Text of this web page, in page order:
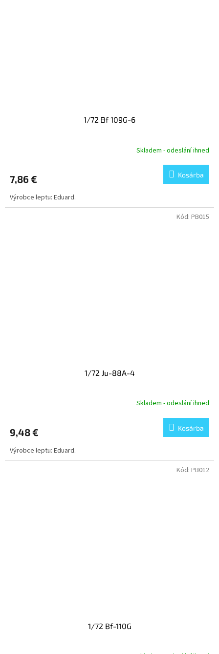
1/72 Bf 109G-6
Skladem - odeslání ihned
7,86 € Kosárba
Výrobce leptu: Eduard.
1/72 Ju-88A-4
Skladem - odeslání ihned
9,48 € Kosárba
Výrobce leptu: Eduard.
Kód: PB015
1/72 Bf-110G
Kód: PB012